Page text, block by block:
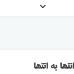
keyboard_arrow_down
به انتها